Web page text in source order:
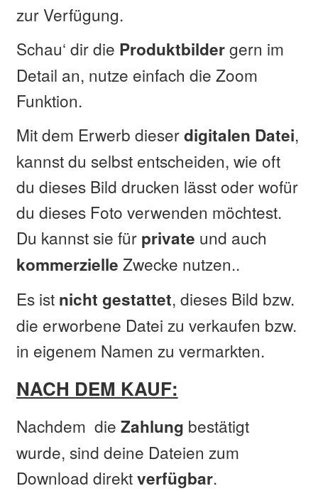
zur Verfügung.
Schau‘ dir die Produktbildergern im
Detail an, nutze einfach die Zoom
Funktion.
Mit dem Erwerb dieserdigitalen Datei,
kannst du selbst entscheiden, wie oft
du dieses Bild drucken lässt oder wofür
du dieses Foto verwenden möchtest.
Du kannst sie für private und auch
kommerzielle Zwecke nutzen..
Es ist nicht gestattet, dieses Bild bzw.
die erworbene Datei zu verkaufen bzw.
in eigenem Namen zu vermarkten.
NACH DEM KAUF:
Nachdem die Zahlung bestätigt
wurde, sind deine Dateien zum
Download direktverfügbar.